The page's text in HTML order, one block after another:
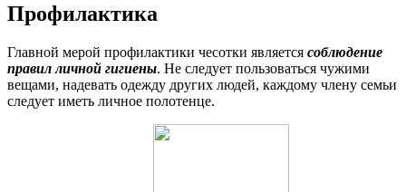
Профилактика
Главной мерой профилактики чесотки является соблюдение
правил личной гигиены. Не следует пользоваться чужими
вещами, надевать одежду других людей, каждому члену семьи
следует иметь личное полотенце.